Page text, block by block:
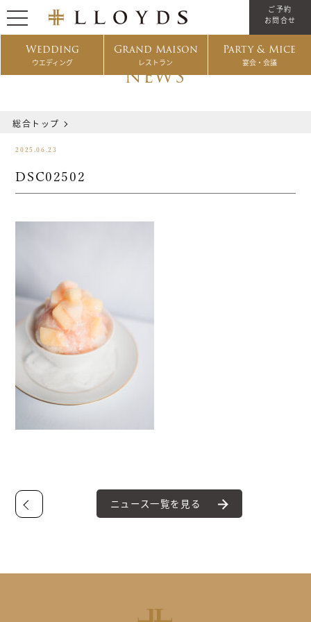
Wedding
ウエディング
Grand Maison
レストラン
Party & Mice
宴会・会議
ご予約
お問合せ
NEWS
総合トップ
2025.06.23
DSC02502
ニュース一覧を見る